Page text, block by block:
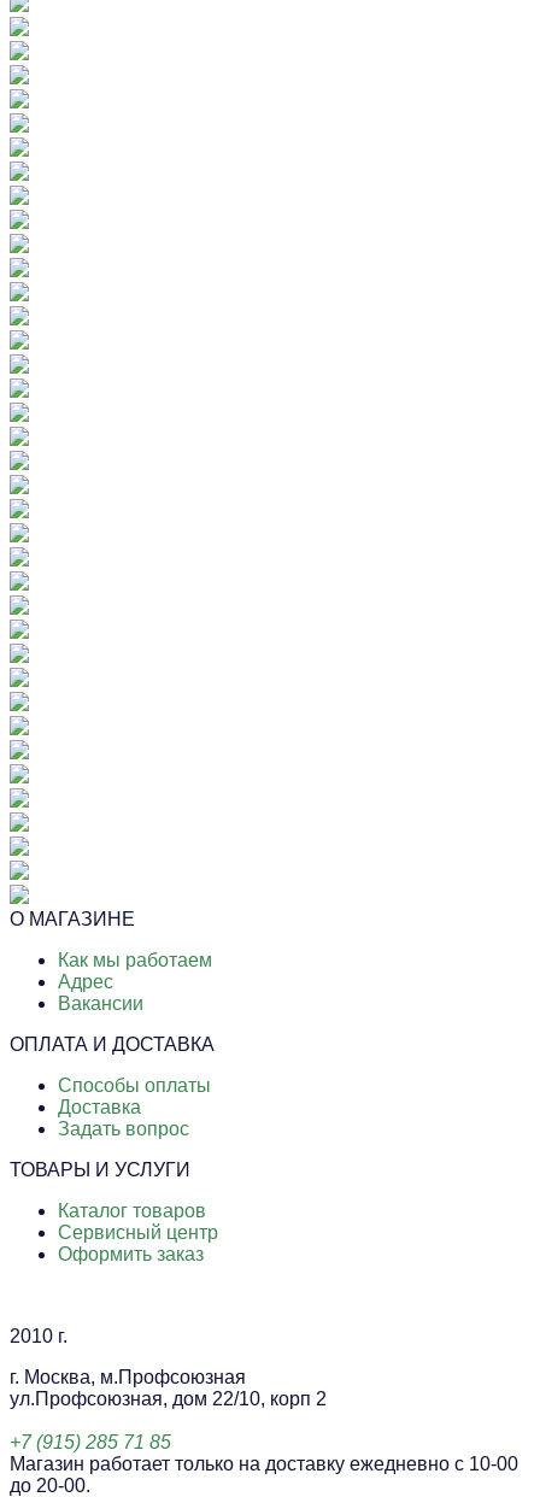
О МАГАЗИНЕ
Как мы работаем
Адрес
Вакансии
ОПЛАТА И ДОСТАВКА
Способы оплаты
Доставка
Задать вопрос
ТОВАРЫ И УСЛУГИ
Каталог товаров
Сервисный центр
Оформить заказ
2010 г.
г. Москва, м.Профсоюзная
ул.Профсоюзная, дом 22/10, корп 2
+7 (915) 285 71 85
Магазин работает только на доставку ежедневно с 10-00
до 20-00.